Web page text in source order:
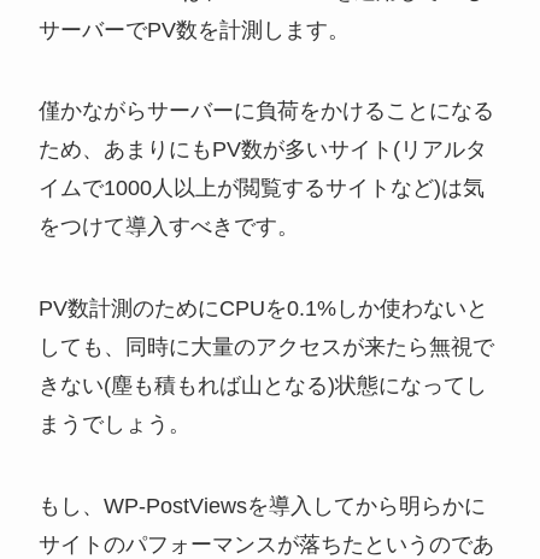
サーバーでPV数を計測します。
僅かながらサーバーに負荷をかけることになる
ため、あまりにもPV数が多いサイト(リアルタ
イムで1000人以上が閲覧するサイトなど)は気
をつけて導入すべきです。
PV数計測のためにCPUを0.1%しか使わないと
しても、同時に大量のアクセスが来たら無視で
きない(塵も積もれば山となる)状態になってし
まうでしょう。
もし、WP-PostViewsを導入してから明らかに
サイトのパフォーマンスが落ちたというのであ